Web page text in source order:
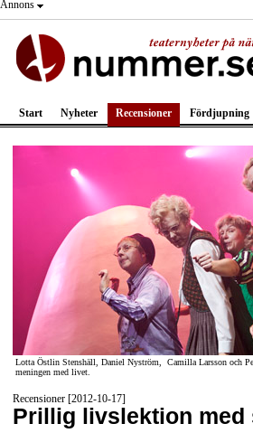
Annons
Start Nyheter Recensioner Fördjupning
Lotta Östlin Stenshäll, Daniel Nyström, Camilla Larsson och
meningen med livet.
Recensioner [2012-10-17]
Prillig livslektion med